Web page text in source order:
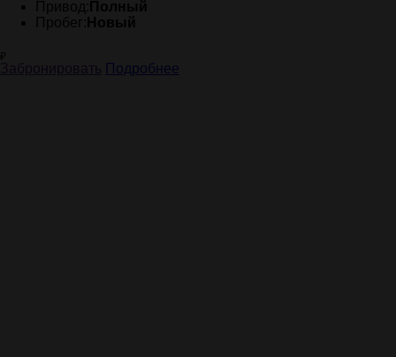
Привод: Полный
Пробег: Новый
₽
Подробнее